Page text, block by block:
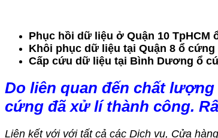
Phục hồi dữ liệu ở Quận 10 TpHCM
Khôi phục dữ liệu tại Quận 8 ổ
Cấp cứu dữ liệu tại Bình Dương ổ
Do liên quan đến chất
cứng đã xử lí thành công.
Liên kết với với tất cả các Dịch vụ, Cửa